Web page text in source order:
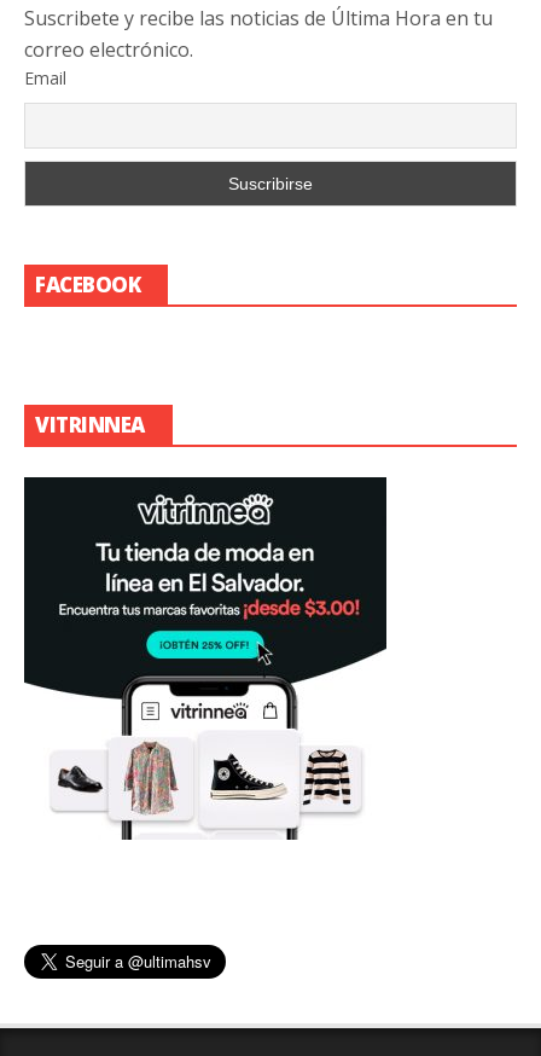
Suscribete y recibe las noticias de Última Hora en tu
correo electrónico.
Email
FACEBOOK
VITRINNEA